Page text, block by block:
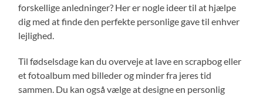
forskellige anledninger? Her er nogle ideer til at hjælpe
dig med at finde den perfekte personlige gave til enhver
lejlighed.
Til fødselsdage kan du overveje at lave en scrapbog eller
et fotoalbum med billeder og minder fra jeres tid
sammen. Du kan også vælge at designe en personlig